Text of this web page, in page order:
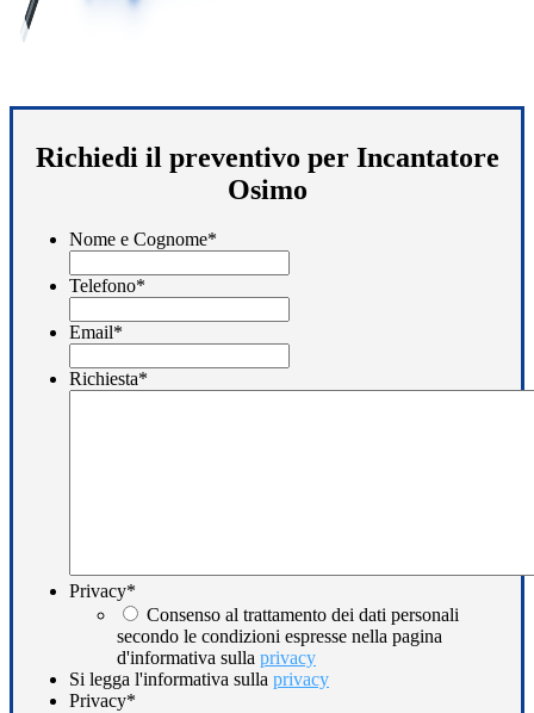
Richiedi il preventivo per Incantatore
Osimo
Nome e Cognome*
Telefono*
Email*
Richiesta*
Privacy*
Consenso al trattamento dei dati personali
secondo le condizioni espresse nella pagina
d'informativa sulla privacy
Si legga l'informativa sulla privacy
Privacy*